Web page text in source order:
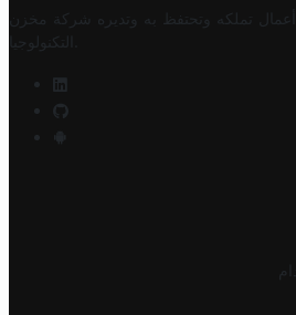
تملكه وتحتفظ به وتديره
شركة مخزن
التكنولوجيا